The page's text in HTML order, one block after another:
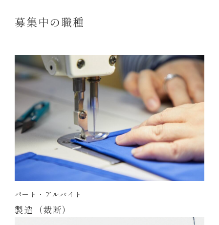
募集中の職種
パート・アルバイト
製造（裁断）